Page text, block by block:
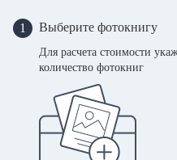
1 Выберите фотокнигу
Для расчета стоимости
количество фотокниг